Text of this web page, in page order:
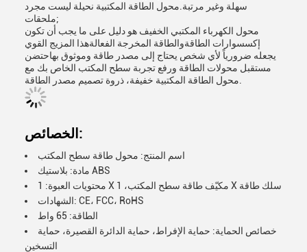
سهلة وغير مرتبة.محول الطاقة المكتبية نحيلة ليست مجرد
ملحقات;
محول الكهرباء المكتبي الخفيف هو دليل على ما يجب أن تكون
إكسسوارات الطاقةوالطاقة المخرجة الفعالةهذا المزيج القوي
يجعله ضرورياً لأي شخص يحتاج إلى مصدر طاقة وموثوق بهاحتضن
مستقبل محولات الطاقة ورفع تجربة سطح المكتب الخاص بك مع
الخصائص:
اسم المنتج: محول طاقة سطح المكتب
مادة: بلاستيك ABS
محتويات العبوة: 1 X مكيّف طاقة سطح المكتب، 1 X سلك طاقة
الشهادات: CE، FCC، RoHS
الطاقة: 65 واط
خصائص الحماية: حماية الإفراط، حماية الدائرة القصيرة، حماية
التسخين